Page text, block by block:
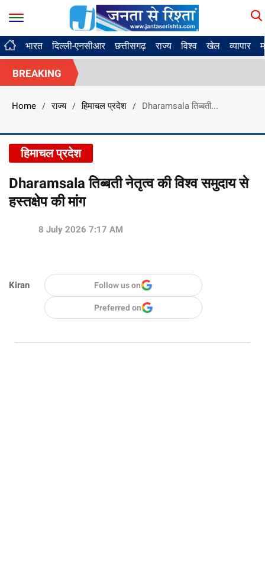
भारत दिल्ली-एनसीआर छत्तीसगढ़ राज्य विश्व खेल व्यापार
BREAKING
Home / राज्य / हिमाचल प्रदेश / Dharamsala तिब्बती...
हिमाचल प्रदेश
Dharamsala तिब्बती नेतृत्व की विश्व समुदाय से
हस्तक्षेप की मांग
Kiran
8 July 2026 7:17 AM
Follow us on
Preferred on